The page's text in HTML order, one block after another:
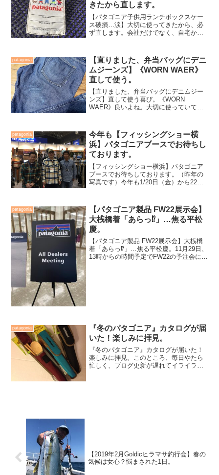
きたから直します。
【パタゴニア子供用ランチボックスケー
ス破損…涙】大切に使ってきたから、必
ず直します。会社だけでなく、自宅から
た際のこと。午前、午後と1日を通して乗
船しロケをしてもらって...
patagonia
【直りました、弁当バッグにデニ
ムジーンズ】《WORN WAER》
直して使う。
【直りました、弁当バッグにデニムジー
ンズ】直して使う喜び。《WORN
WAER》良いよね。大切に使っていて
実は長く気に入って使っているのだけ
ど、お気に入りが壊れちゃうの...
patagonia
今年も【フィッシングショー横
浜】パタゴニアブースでお待ちし
ております。
【フィッシングショー横浜】パタゴニア
ブースでお待ちしております。（昨年の
写真です）今年も1/20日（金）から22日
小生はウェアー、バッグなどで釣行時を
サポートして頂いて...
patagonia
【パタゴニア製品 FW22展示会】
大桟橋着「あらっ⁉️」…焦る平松
慶。
【パタゴニア製品 FW22展示会】大桟橋
着「あらっ⁉️」…焦る平松慶。11月29日、
13時からの時間予定でFW22の予注会に向
patagonia
『冬のパタゴニア』カタログが届
いた！楽しみに拝見。
『冬のパタゴニア』カタログが届いた！
楽しみに拝見。このところ、毎日やたら
忙しく、ブログ更新が遅れてイライラ気
【2019年2月Goldicヒラマサ釣行会】春の
気候は女心？悩まされた1日。